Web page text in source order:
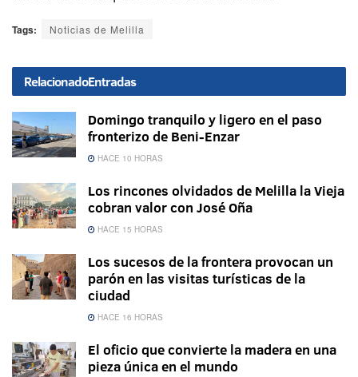
Tags: Noticias de Melilla
RelacionadoEntradas
Domingo tranquilo y ligero en el paso
fronterizo de Beni-Enzar
HACE 10 HORAS
Los rincones olvidados de Melilla la Vieja
cobran valor con José Oña
HACE 15 HORAS
Los sucesos de la frontera provocan un
parón en las visitas turísticas de la
ciudad
HACE 16 HORAS
El oficio que convierte la madera en una
pieza única en el mundo